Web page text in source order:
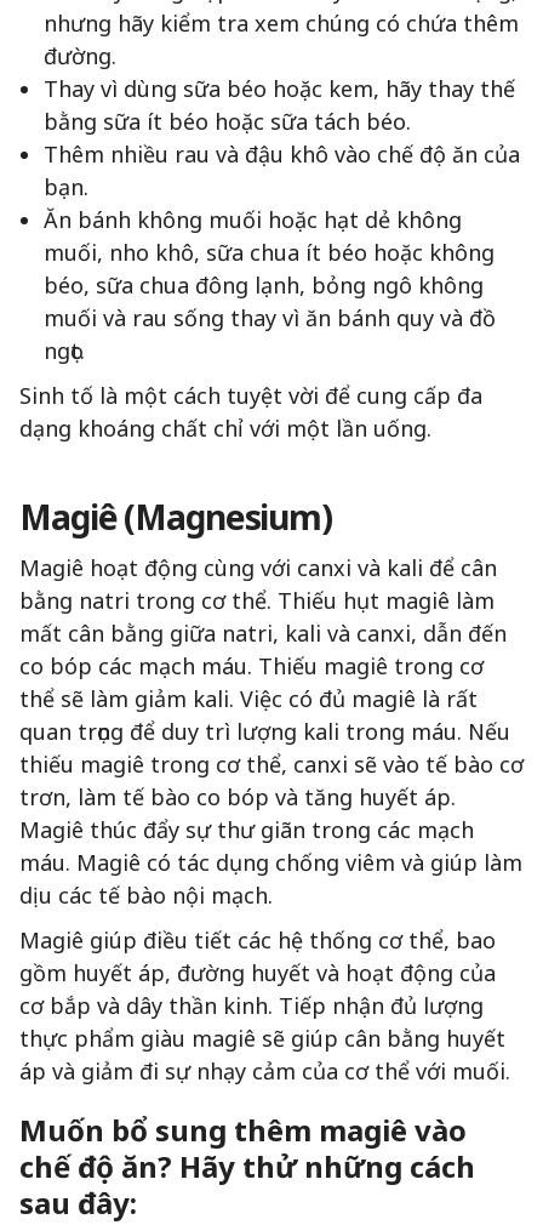
nhưng hãy kiểm tra xem chúng có chứa thêm
đường.
Thay vì dùng sữa béo hoặc kem, hãy thay thế
bằng sữa ít béo hoặc sữa tách béo.
Thêm nhiều rau và đậu khô vào chế độ ăn của
bạn.
Ăn bánh không muối hoặc hạt dẻ không
muối, nho khô, sữa chua ít béo hoặc không
béo, sữa chua đông lạnh, bỏng ngô không
muối và rau sống thay vì ăn bánh quy và đồ
ngọt.
Sinh tố là một cách tuyệt vời để cung cấp đa
dạng khoáng chất chỉ với một lần uống.
Magiê (Magnesium)
Magiê hoạt động cùng với canxi và kali để cân
bằng natri trong cơ thể. Thiếu hụt magiê làm
mất cân bằng giữa natri, kali và canxi, dẫn đến
co bóp các mạch máu. Thiếu magiê trong cơ
thể sẽ làm giảm kali. Việc có đủ magiê là rất
quan trọng để duy trì lượng kali trong máu. Nếu
thiếu magiê trong cơ thể, canxi sẽ vào tế bào cơ
trơn, làm tế bào co bóp và tăng huyết áp.
Magiê thúc đẩy sự thư giãn trong các mạch
máu. Magiê có tác dụng chống viêm và giúp làm
dịu các tế bào nội mạch.
Magiê giúp điều tiết các hệ thống cơ thể, bao
gồm huyết áp, đường huyết và hoạt động của
cơ bắp và dây thần kinh. Tiếp nhận đủ lượng
thực phẩm giàu magiê sẽ giúp cân bằng huyết
áp và giảm đi sự nhạy cảm của cơ thể với muối.
Muốn bổ sung thêm magiê vào
chế độ ăn? Hãy thử những cách
sau đây: